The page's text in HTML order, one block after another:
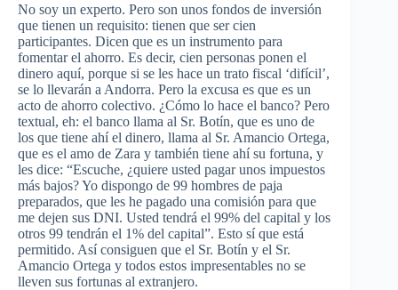
No soy un experto. Pero son unos fondos de inversión
que tienen un requisito: tienen que ser cien
participantes. Dicen que es un instrumento para
fomentar el ahorro. Es decir, cien personas ponen el
dinero aquí, porque si se les hace un trato fiscal ‘difícil’,
se lo llevarán a Andorra. Pero la excusa es que es un
acto de ahorro colectivo. ¿Cómo lo hace el banco? Pero
textual, eh: el banco llama al Sr. Botín, que es uno de
los que tiene ahí el dinero, llama al Sr. Amancio Ortega,
que es el amo de Zara y también tiene ahí su fortuna, y
les dice: “Escuche, ¿quiere usted pagar unos impuestos
más bajos? Yo dispongo de 99 hombres de paja
preparados, que les he pagado una comisión para que
me dejen sus DNI. Usted tendrá el 99% del capital y los
otros 99 tendrán el 1% del capital”. Esto sí que está
permitido. Así consiguen que el Sr. Botín y el Sr.
Amancio Ortega y todos estos impresentables no se
lleven sus fortunas al extranjero.